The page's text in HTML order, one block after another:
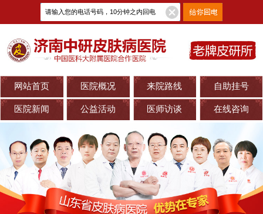
网站首页 医院概况 来院路线 自助挂号
医院新闻 公益活动 医师访谈 在线咨询